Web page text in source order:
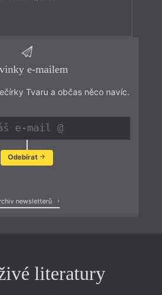
e-mailem
Tvaru a občas něco navíc.
Odebírat
newsletterů
literatury